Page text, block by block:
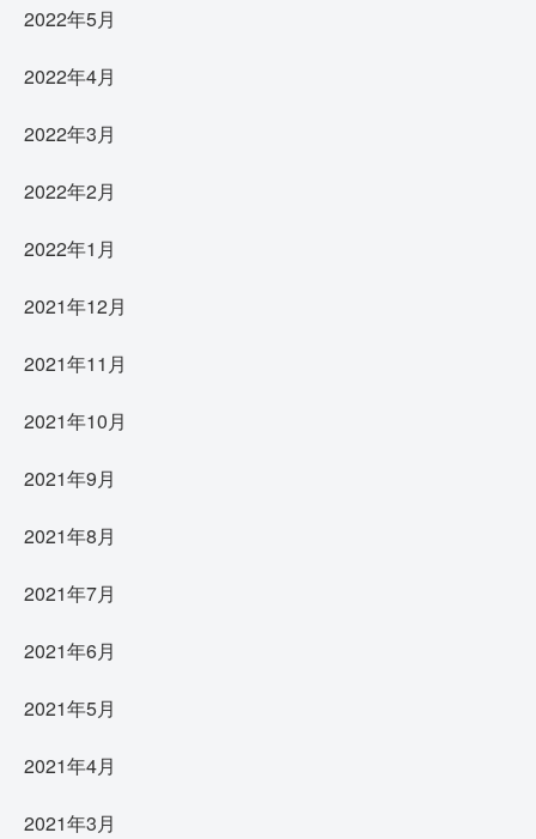
2022年5月
2022年4月
2022年3月
2022年2月
2022年1月
2021年12月
2021年11月
2021年10月
2021年9月
2021年8月
2021年7月
2021年6月
2021年5月
2021年4月
2021年3月